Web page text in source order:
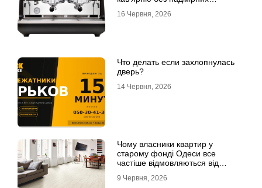
16 Червня, 2026
Что делать если захлопнулась
дверь?
14 Червня, 2026
Чому власники квартир у
старому фонді Одеси все
частіше відмовляються від
9 Червня, 2026